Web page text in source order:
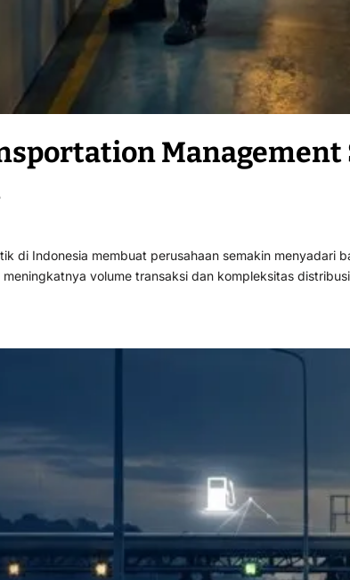
di Indonesia membuat perusahaan semakin
volume transaksi dan kompleksitas